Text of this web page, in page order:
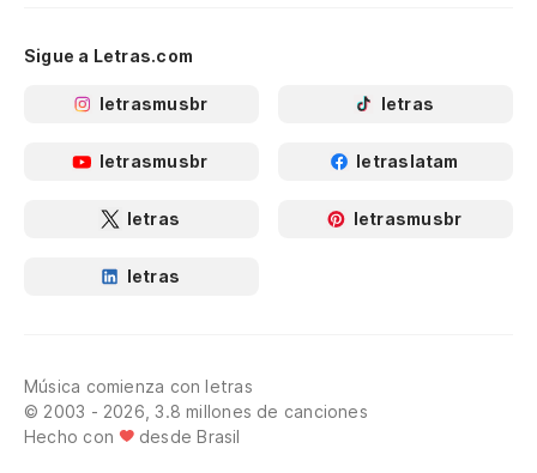
Sigue a Letras.com
letrasmusbr letras
letrasmusbr letraslatam
letras letrasmusbr
letras
Música comienza con letras
© 2003 - 2026, 3.8 millones de canciones
Hecho con
desde Brasil